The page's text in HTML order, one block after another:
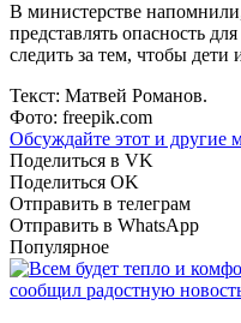
В министерстве
представлять опасность
следить за тем, чтобы дети
Текст: Матвей Романов.
Фото: freepik.com
Обсуждайте этот и другие
Поделиться в VK
Поделиться OK
Отправить в телеграм
Отправить в WhatsApp
Популярное